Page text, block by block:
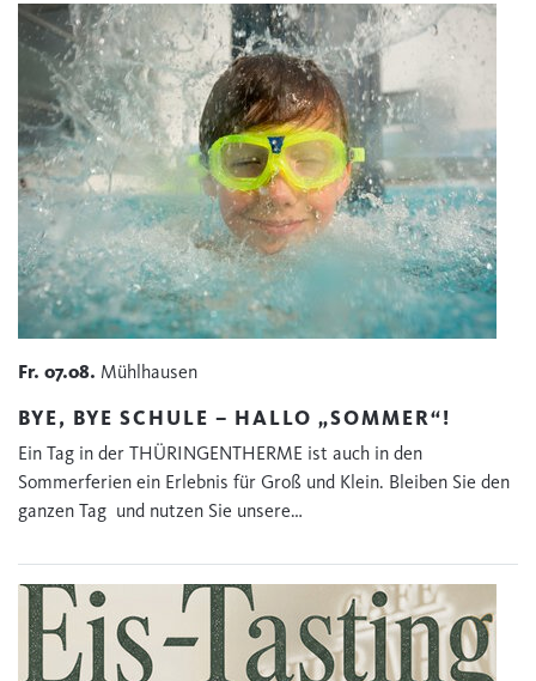
Fr. 07.08. Mühlhausen
BYE, BYE SCHULE – HALLO „SOMMER“!
Ein Tag in der THÜRINGENTHERME ist auch in den
Sommerferien ein Erlebnis für Groß und Klein. Bleiben Sie den
ganzen Tag und nutzen Sie unsere…